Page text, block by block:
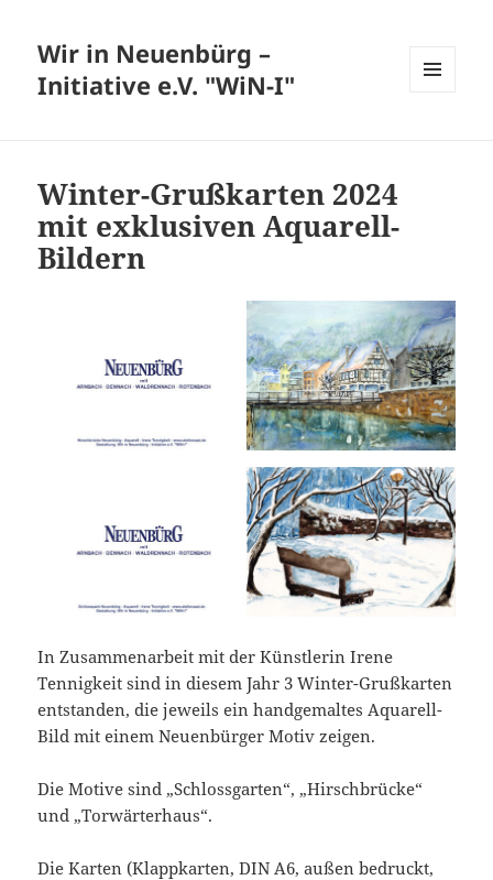
Wir in Neuenbürg –
Initiative e.V. "WiN-I"
Winter-Grußkarten 2024
mit exklusiven Aquarell-
Bildern
In Zusammenarbeit mit der Künstlerin Irene
Tennigkeit sind in diesem Jahr 3 Winter-Grußkarten
entstanden, die jeweils ein handgemaltes Aquarell-
Bild mit einem Neuenbürger Motiv zeigen.
Die Motive sind „Schlossgarten“, „Hirschbrücke“
und „Torwärterhaus“.
Die Karten (Klappkarten, DIN A6, außen bedruckt,